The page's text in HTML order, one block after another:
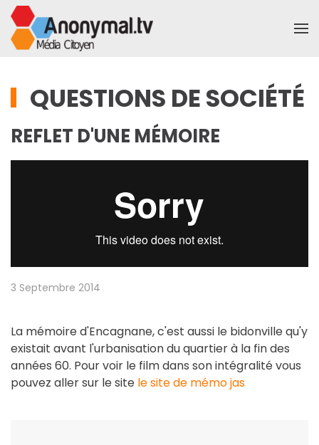
Accéder au contenu principal
QUESTIONS DE SOCIÉTÉ
REFLET D'UNE MÉMOIRE
3 Septembre 2014
La mémoire d'Encagnane, c'est aussi le bidonville qu'y
existait avant l'urbanisation du quartier à la fin des
années 60. Pour voir le film dans son intégralité vous
pouvez aller sur le site le site de mémo jas